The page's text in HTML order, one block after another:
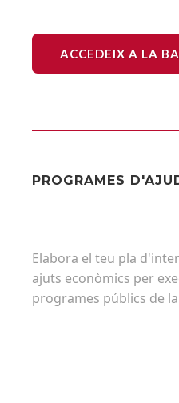
ACCEDEIX A LA
PROGRAMES
Elabora el teu pla
ajuts econòmics per
programes públics de